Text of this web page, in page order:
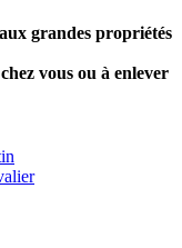
grandes propriétés
vous ou à enlever